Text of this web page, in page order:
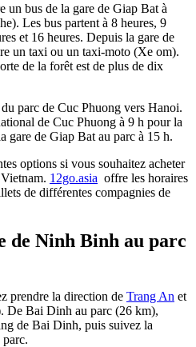
un bus de la gare de Giap Bat à
Les bus partent à 8 heures, 9
et 16 heures. Depuis la gare de
un taxi ou un taxi-moto (Xe om).
de la forêt est de plus de dix
parc de Cuc Phuong vers Hanoi.
de Cuc Phuong à 9 h pour la
gare de Giap Bat au parc à 15 h.
options si vous souhaitez acheter
12go.asia offre les horaires
de différentes compagnies de
de Ninh Binh au parc
prendre la direction de Trang An et
De Bai Dinh au parc (26 km),
de Bai Dinh, puis suivez la
parc.